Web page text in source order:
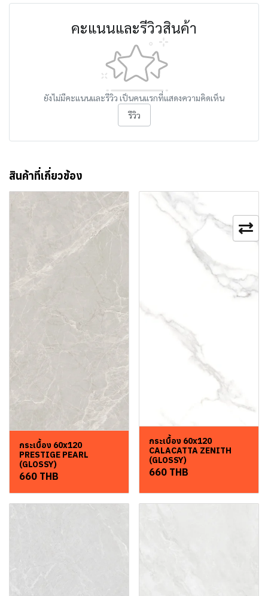
คะแนนและรีวิวสินค้า
ยังไม่มีคะแนนและรีวิว เป็นคนแรกที่แสดงความคิดเห็น
รีวิว
สินค้าที่เกี่ยวข้อง
กระเบื้อง 60x120
PRESTIGE PEARL
(GLOSSY)
660 THB
กระเบื้อง 60x120
CALACATTA ZENITH
(GLOSSY)
660 THB